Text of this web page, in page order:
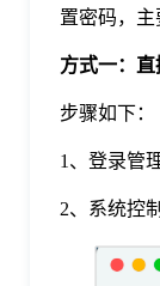
格
常
置密码，主
方式一：
步骤如下：
1、登录管
2、系统控